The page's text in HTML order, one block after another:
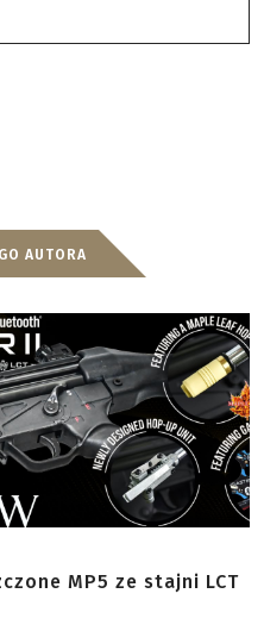
AUTORA
MP5 ze stajni LCT